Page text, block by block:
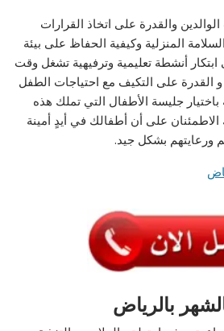
والقدرة على اتخاذ القرارات
المنزلية وكيفية الحفاظ على بيئة
أنشطة تعليمية وترفيهية تشغل وقت
القدرة على التكيف مع احتياجات الطفل
باختيار جليسة الأطفال التي تملك هذه
على أن أطفالك في أيدٍ أمينة
ورعايتهم بشكل جيد.
بالرياض